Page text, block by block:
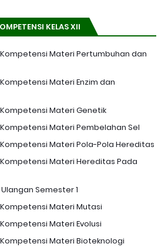
KELAS XII
Materi Pertumbuhan dan
Materi Enzim dan
Materi Genetik
Materi Pembelahan Sel
Materi Pola-Pola Hereditas
Materi Hereditas Pada
Semester 1
Materi Mutasi
Materi Evolusi
Materi Bioteknologi